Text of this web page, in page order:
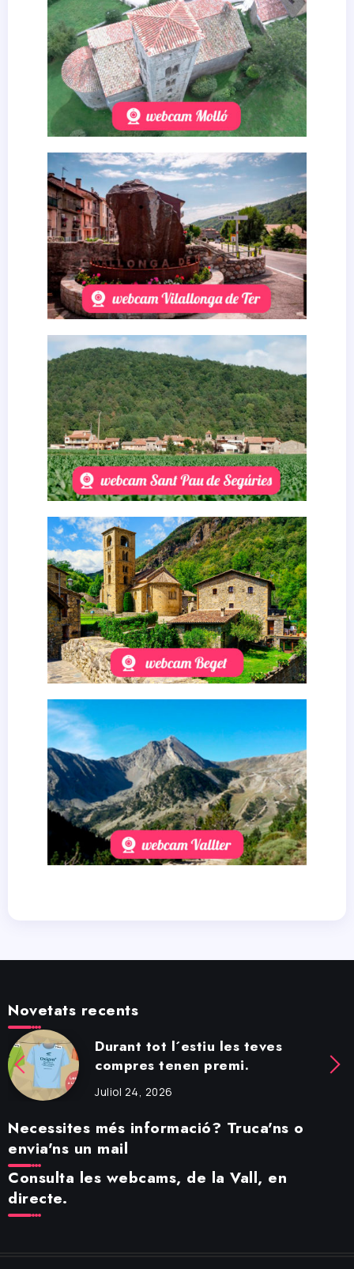
Novetats recents
Durant tot l´estiu les teves
compres tenen premi.
Juliol 24, 2026
Necessites més informació? Truca'ns o
envia'ns un mail
Consulta les webcams, de la Vall, en
directe.